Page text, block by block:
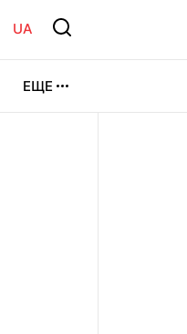
UA
ЕЩЕ